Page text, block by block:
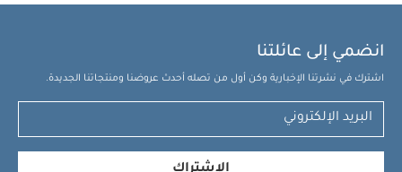
انضمي إلى عائلتنا
اشترك في نشرتنا الإخبارية وكن أول من تصله أحدث عروضنا ومنتجاتنا الجديدة.
الإشتراك